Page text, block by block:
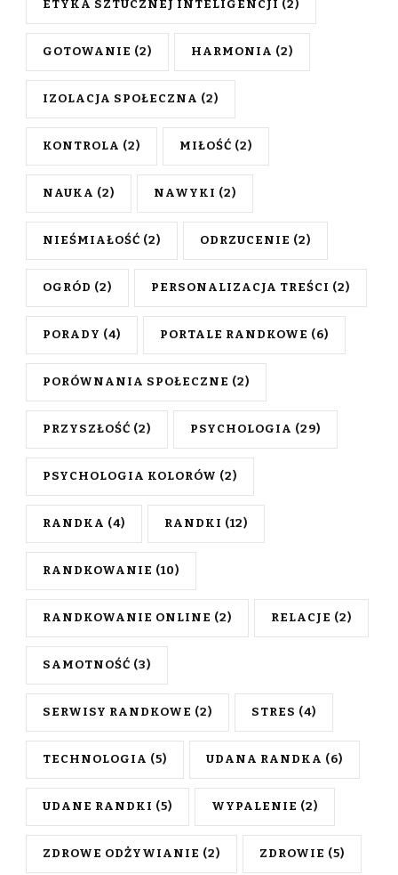
ETYKA SZTUCZNEJ INTELIGENCJI (2)
GOTOWANIE (2) HARMONIA (2)
IZOLACJA SPOŁECZNA (2)
KONTROLA (2) MIŁOŚĆ (2)
NAUKA (2) NAWYKI (2)
NIEŚMIAŁOŚĆ (2) ODRZUCENIE (2)
OGRÓD (2) PERSONALIZACJA TREŚCI (2)
PORADY (4) PORTALE RANDKOWE (6)
PORÓWNANIA SPOŁECZNE (2)
PRZYSZŁOŚĆ (2) PSYCHOLOGIA (29)
PSYCHOLOGIA KOLORÓW (2)
RANDKA (4) RANDKI (12)
RANDKOWANIE (10)
RANDKOWANIE ONLINE (2) RELACJE (2)
SAMOTNOŚĆ (3)
SERWISY RANDKOWE (2) STRES (4)
TECHNOLOGIA (5) UDANA RANDKA (6)
UDANE RANDKI (5) WYPALENIE (2)
ZDROWE ODŻYWIANIE (2) ZDROWIE (5)